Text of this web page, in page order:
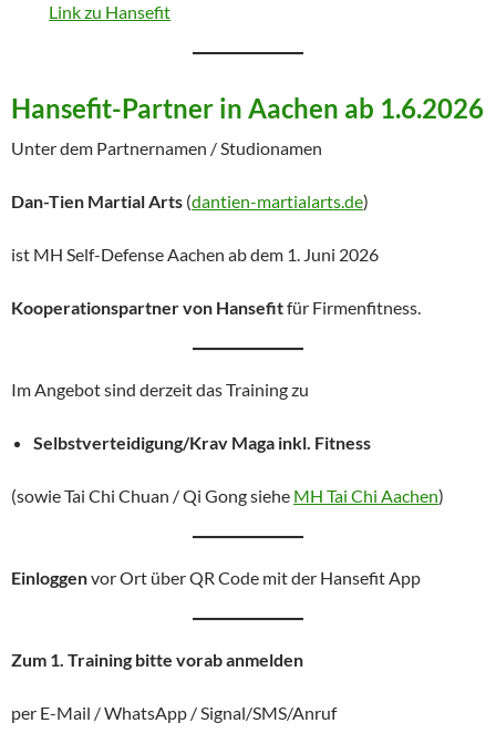
Link zu Hansefit
Hansefit-Partner in Aachen ab 1.6.2026
Unter dem Partnernamen / Studionamen
Dan-Tien Martial Arts (dantien-martialarts.de)
ist MH Self-Defense Aachen ab dem 1. Juni 2026
Kooperationspartner von Hansefitfür Firmenfitness.
Im Angebot sind derzeit das Training zu
Selbstverteidigung/Krav Maga inkl. Fitness
(sowie Tai Chi Chuan / Qi Gong siehe MH Tai Chi Aachen)
Einloggenvor Ort über QR Code mit der Hansefit App
Zum 1. Training bitte vorab anmelden
per E-Mail / WhatsApp / Signal/SMS/Anruf